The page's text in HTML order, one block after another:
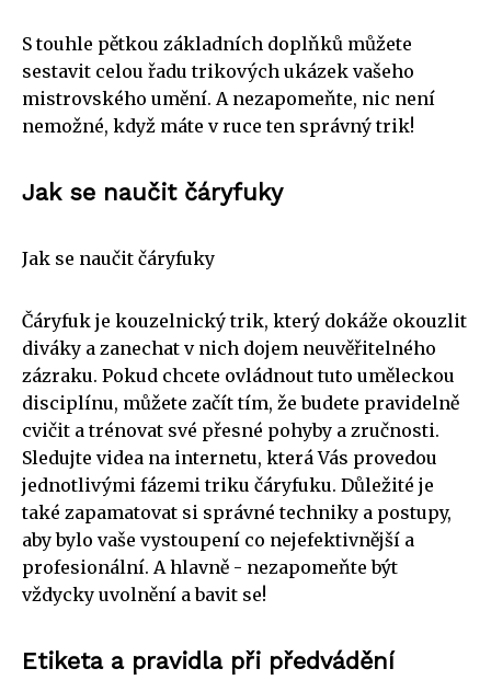
S touhle pětkou základních doplňků můžete
sestavit celou řadu trikových ukázek vašeho
mistrovského umění. A nezapomeňte, nic není
nemožné, když máte v ruce ten správný trik!
Jak se naučit čáryfuky
Jak se naučit čáryfuky
Čáryfuk je kouzelnický trik, který dokáže okouzlit
diváky a zanechat v nich dojem neuvěřitelného
zázraku. Pokud chcete ovládnout tuto uměleckou
disciplínu, můžete začít tím, že budete pravidelně
cvičit a trénovat své přesné pohyby a zručnosti.
Sledujte videa na internetu, která Vás provedou
jednotlivými fázemi triku čáryfuku. Důležité je
také zapamatovat si správné techniky a postupy,
aby bylo vaše vystoupení co nejefektivnější a
profesionální. A hlavně - nezapomeňte být
vždycky uvolnění a bavit se!
Etiketa a pravidla při předvádění